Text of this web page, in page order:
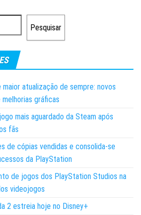
Pesquisar
atualização de sempre: novos
gráficas
mais aguardado da Steam após
fãs
de cópias vendidas e consolida-se
da PlayStation
de jogos dos PlayStation Studios na
videojogos
2 estreia hoje no Disney+